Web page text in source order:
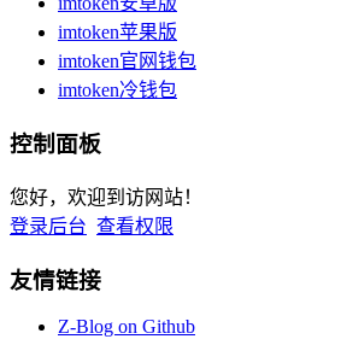
imtoken苹果版
imtoken官网钱包
imtoken冷钱包
控制面板
您好，欢迎到访网站！
登录后台 查看权限
友情链接
Z-Blog on Github